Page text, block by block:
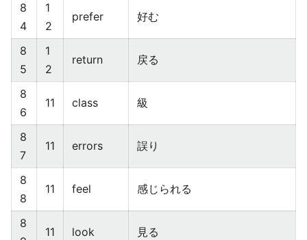
8
4
1
2
prefer 好む
8
5
1
2
return 戻る
8
6
11 class 級
8
7
11 errors 誤り
8
8
11 feel 感じられる
8
11 look 見る